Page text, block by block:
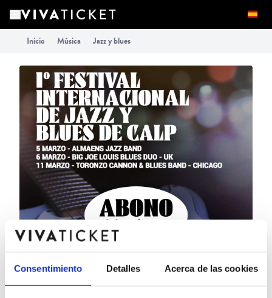
Consentimiento Detalles Acerca de las cookies
Inicio Música Jazz y blues